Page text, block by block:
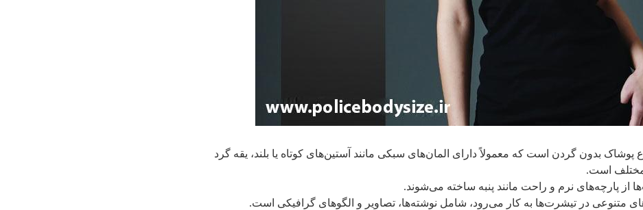
بدون گردن است که معمولاً دارای المان‌های سبکی مانند آستین‌های کوتاه یا بلند، یقه گرد
است.
از پارچه‌های نرم و راحت مانند پنبه ساخته می‌شوند.
متنوعی در تیشرت‌ها به کار می‌رود، شامل نوشته‌ها، تصاویر و الگوهای گرافیکی است.